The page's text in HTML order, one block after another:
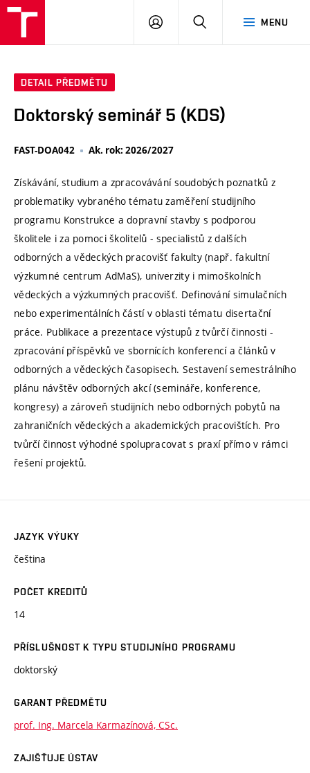
MENU
PŘIHLÁSIT
DETAIL PŘEDMĚTU
Doktorský seminář 5 (KDS)
FAST-DOA042 Ak. rok: 2026/2027
Získávání, studium a zpracovávání soudobých poznatků z
problematiky vybraného tématu zaměření studijního
programu Konstrukce a dopravní stavby s podporou
školitele i za pomoci školitelů - specialistů z dalších
odborných a vědeckých pracovišť fakulty (např. fakultní
výzkumné centrum AdMaS), univerzity i mimoškolních
vědeckých a výzkumných pracovišť. Definování simulačních
nebo experimentálních částí v oblasti tématu disertační
práce. Publikace a prezentace výstupů z tvůrčí činnosti -
zpracování příspěvků ve sbornících konferencí a článků v
odborných a vědeckých časopisech. Sestavení semestrálního
plánu návštěv odborných akcí (semináře, konference,
kongresy) a zároveň studijních nebo odborných pobytů na
zahraničních vědeckých a akademických pracovištích. Pro
tvůrčí činnost výhodné spolupracovat s praxí přímo v rámci
řešení projektů.
JAZYK VÝUKY
čeština
POČET KREDITŮ
14
PŘÍSLUŠNOST K TYPU STUDIJNÍHO PROGRAMU
doktorský
GARANT PŘEDMĚTU
prof. Ing. Marcela Karmazínová, CSc.
ZAJIŠŤUJE ÚSTAV